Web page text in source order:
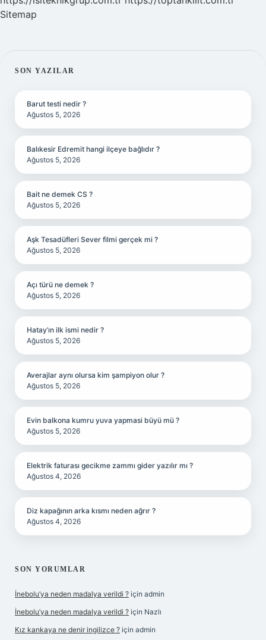
Sitemap
SIDEBAR
SON YAZILAR
Barut testi nedir ?
Ağustos 5, 2026
Balıkesir Edremit hangi ilçeye bağlıdır ?
Ağustos 5, 2026
Bait ne demek CS ?
Ağustos 5, 2026
Aşk Tesadüfleri Sever filmi gerçek mi ?
Ağustos 5, 2026
Açı türü ne demek ?
Ağustos 5, 2026
Hatay’ın ilk ismi nedir ?
Ağustos 5, 2026
Averajlar aynı olursa kim şampiyon olur ?
Ağustos 5, 2026
Evin balkona kumru yuva yapmasi büyü mü ?
Ağustos 5, 2026
Elektrik faturası gecikme zammı gider yazılır mı ?
Ağustos 4, 2026
Diz kapağının arka kısmı neden ağrır ?
Ağustos 4, 2026
SON YORUMLAR
İnebolu’ya neden madalya verildi ? için admin
İnebolu’ya neden madalya verildi ? için Nazlı
Kız kankaya ne denir ingilizce ? için admin